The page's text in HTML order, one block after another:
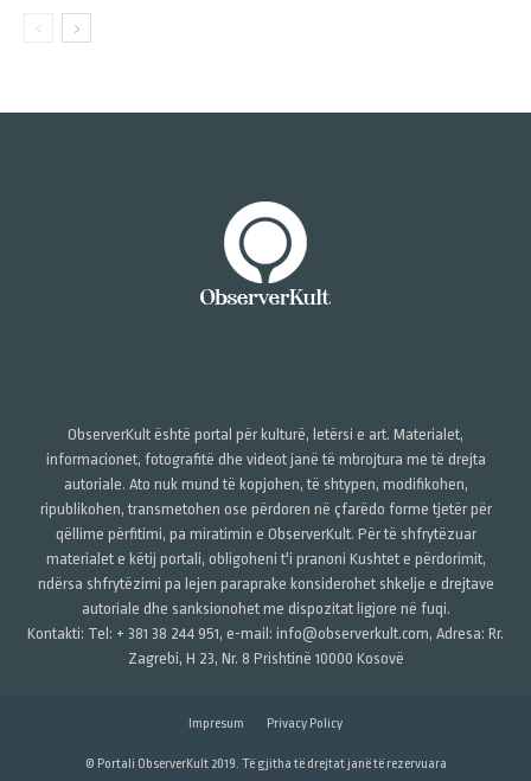
ObserverKult është portal për kulturë, letërsi e art. Materialet,
informacionet, fotografitë dhe videot janë të mbrojtura me të drejta
autoriale. Ato nuk mund të kopjohen, të shtypen, modifikohen,
ripublikohen, transmetohen ose përdoren në çfarëdo forme tjetër për
qëllime përfitimi, pa miratimin e ObserverKult. Për të shfrytëzuar
materialet e këtij portali, obligoheni t'i pranoni Kushtet e përdorimit,
ndërsa shfrytëzimi pa lejen paraprake konsiderohet shkelje e drejtave
autoriale dhe sanksionohet me dispozitat ligjore në fuqi.
Kontakti: Tel: + 381 38 244 951, e-mail: info@observerkult.com, Adresa: Rr.
Zagrebi, H 23, Nr. 8 Prishtinë 10000 Kosovë
Impresum Privacy Policy
© Portali ObserverKult 2019. Të gjitha të drejtat janë të rezervuara